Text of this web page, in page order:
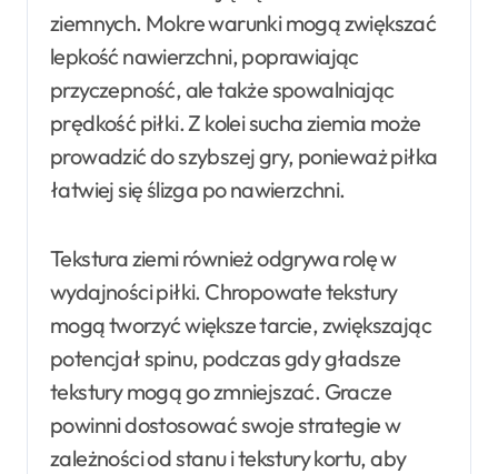
ziemnych. Mokre warunki mogą zwiększać
lepkość nawierzchni, poprawiając
przyczepność, ale także spowalniając
prędkość piłki. Z kolei sucha ziemia może
prowadzić do szybszej gry, ponieważ piłka
łatwiej się ślizga po nawierzchni.
Tekstura ziemi również odgrywa rolę w
wydajności piłki. Chropowate tekstury
mogą tworzyć większe tarcie, zwiększając
potencjał spinu, podczas gdy gładsze
tekstury mogą go zmniejszać. Gracze
powinni dostosować swoje strategie w
zależności od stanu i tekstury kortu, aby